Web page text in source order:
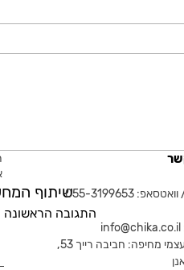
שיתוף
התגובה הראשונה
055-3199653
מחיפה: חביבה רייך 53,